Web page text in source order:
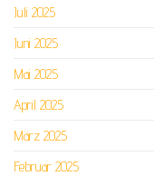
Juli 2025
Juni 2025
Mai 2025
April 2025
März 2025
Februar 2025